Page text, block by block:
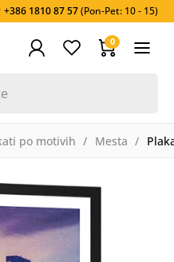
+386 1810 87 57(Pon-Pet: 10 - 15)
0
po motivih Mesta